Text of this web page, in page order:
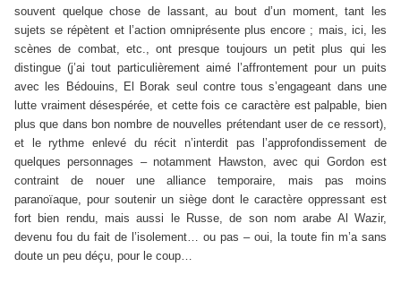
souvent quelque chose de lassant, au bout d’un moment, tant les
sujets se répètent et l’action omniprésente plus encore ; mais, ici, les
scènes de combat, etc., ont presque toujours un petit plus qui les
distingue (j’ai tout particulièrement aimé l’affrontement pour un puits
avec les Bédouins, El Borak seul contre tous s’engageant dans une
lutte vraiment désespérée, et cette fois ce caractère est palpable, bien
plus que dans bon nombre de nouvelles prétendant user de ce ressort),
et le rythme enlevé du récit n’interdit pas l’approfondissement de
quelques personnages – notamment Hawston, avec qui Gordon est
contraint de nouer une alliance temporaire, mais pas moins
paranoïaque, pour soutenir un siège dont le caractère oppressant est
fort bien rendu, mais aussi le Russe, de son nom arabe Al Wazir,
devenu fou du fait de l’isolement… ou pas – oui, la toute fin m’a sans
doute un peu déçu, pour le coup…